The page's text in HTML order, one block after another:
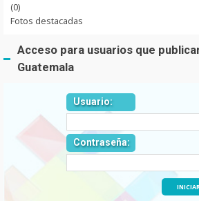
(0)
Fotos destacadas
Acceso para usuarios que
Guatemala
Usuario:
Contraseña: